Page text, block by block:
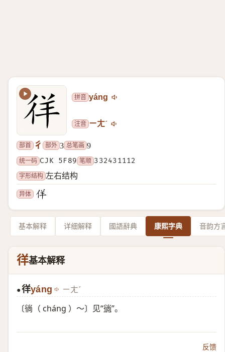
拼音 yáng
注音 ㄧㄤˊ
部首 彳 部外 3 总笔画 9
统一码 CJK 5F89 笔顺 332431112
字形结构 左右结构
异体
基本解释 详细解释 國語辭典 康熙字典 音韵方
徉基本解释
●徉yáng ㄧㄤˊ
〔徜（ cháng ）～〕见“徜”。
反馈